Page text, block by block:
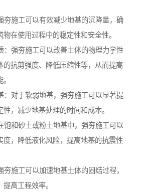
夯施工可以有效减少地基的沉降量，确
在使用过程中的稳定性和安全性。
：强夯施工可以改善土体的物理力学性
的抗剪强度、降低压缩性等，从而提高
：对于软弱地基，强夯施工可以显著提
性，减少地基处理的时间和成本。
饱和砂土或粉土地基中，强夯施工可以
度，降低液化风险，提高地基的抗震性
夯施工可以加速地基土体的固结过程，
高工程效率。